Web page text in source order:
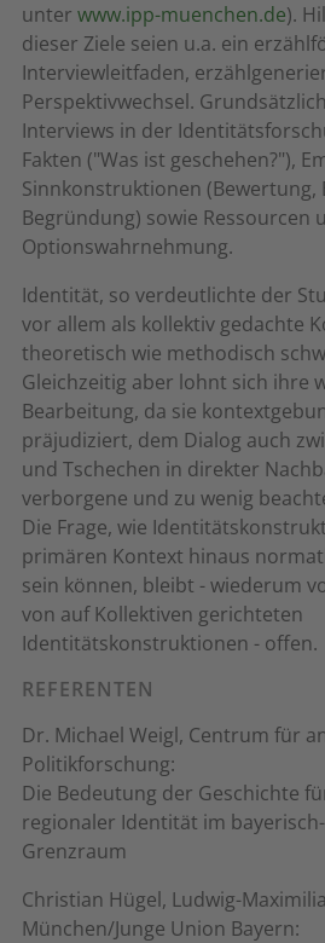
unter www.ipp-muenchen.de).
dieser Ziele seien u.a. ein
Interviewleitfaden,
Perspektivwechsel.
Interviews in der
Fakten ("Was ist geschehen?"),
Sinnkonstruktionen (Bewertung,
Begründung) sowie Ressourcen
Optionswahrnehmung.
Identität, so verdeutlichte der
vor allem als kollektiv gedachte
theoretisch wie methodisch
Gleichzeitig aber lohnt sich ihre
Bearbeitung, da sie
präjudiziert, dem Dialog auch
und Tschechen in direkter
verborgene und zu wenig
Die Frage, wie
primären Kontext hinaus
sein können, bleibt - wiederum
von auf Kollektiven gerichteten
Identitätskonstruktionen - offen.
REFERENTEN
Dr. Michael Weigl, Centrum für
Politikforschung:
Die Bedeutung der Geschichte
regionaler Identität im
Grenzraum
Christian Hügel, Ludwig-
München/Junge Union Bayern: